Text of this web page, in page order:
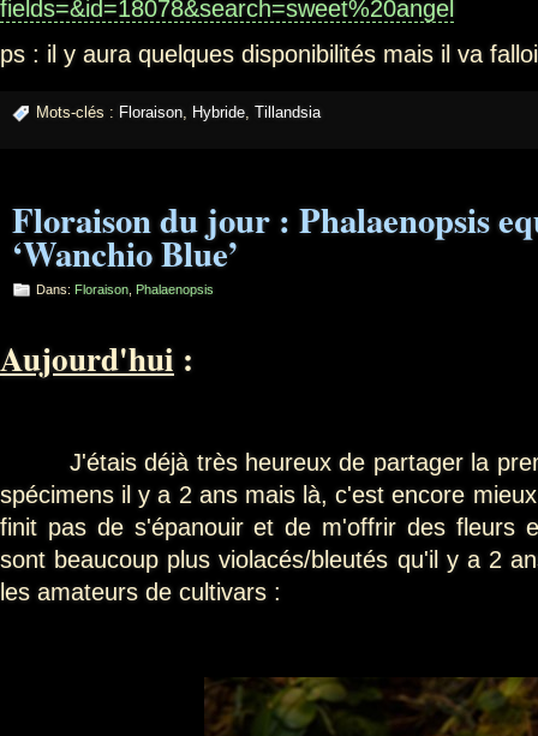
fields=&id=18078&search=sweet%20angel
ps : il y aura quelques disponibilités mais il va
Mots-clés : Floraison, Hybride, Tillandsia
Floraison du jour : Phalaenopsis
‘Wanchio Blue’
Dans: Floraison Phalaenopsis
Aujourd'hui :
J'étais déjà très heureux de partager la
spécimens il y a 2 ans mais là, c'est encore
finit pas de s'épanouir et de m'offrir des fleurs
sont beaucoup plus violacés/bleutés qu'il y a 2
les amateurs de cultivars :